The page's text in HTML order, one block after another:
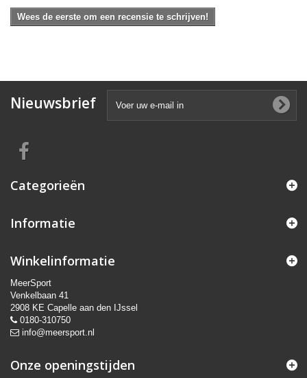
Wees de eerste om een recensie te schrijven!
Nieuwsbrief
Categorieën
Informatie
Winkelinformatie
MeerSport
Venkelbaan 41
2908 KE Capelle aan den IJssel
0180-310750
info@meersport.nl
Onze openingstijden